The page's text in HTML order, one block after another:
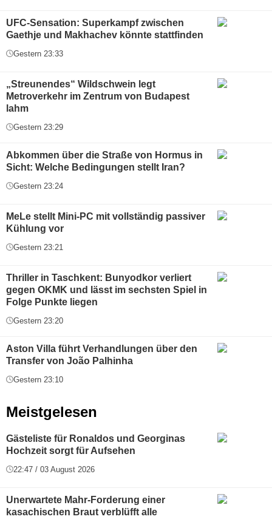
UFC-Sensation: Superkampf zwischen
Gaethje und Makhachev könnte stattfinden
Gestern 23:33
„Streunendes“ Wildschwein legt
Metroverkehr im Zentrum von Budapest
lahm
Gestern 23:29
Abkommen über die Straße von Hormus in
Sicht: Welche Bedingungen stellt Iran?
Gestern 23:24
MeLe stellt Mini-PC mit vollständig passiver
Kühlung vor
Gestern 23:21
Thriller in Taschkent: Bunyodkor verliert
gegen OKMK und lässt im sechsten Spiel in
Folge Punkte liegen
Gestern 23:20
Aston Villa führt Verhandlungen über den
Transfer von João Palhinha
Gestern 23:10
Meistgelesen
Gästeliste für Ronaldos und Georginas
Hochzeit sorgt für Aufsehen
22:47 / 03 August 2026
Unerwartete Mahr-Forderung einer
kasachischen Braut verblüfft alle